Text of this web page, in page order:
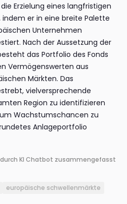
Erzielung eines langfristigen
er in eine breite Palette
Unternehmen
Nach der Aussetzung der
das Portfolio des Fonds
Vermögenswerten aus
Märkten. Das
vielversprechende
Region zu identifizieren
Wachstumschancen zu
Anlageportfolio
KI Chatbot zusammengefasst
europäische schwellenmärkte